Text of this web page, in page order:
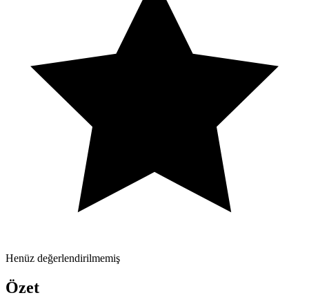
Henüz değerlendirilmemiş
Özet